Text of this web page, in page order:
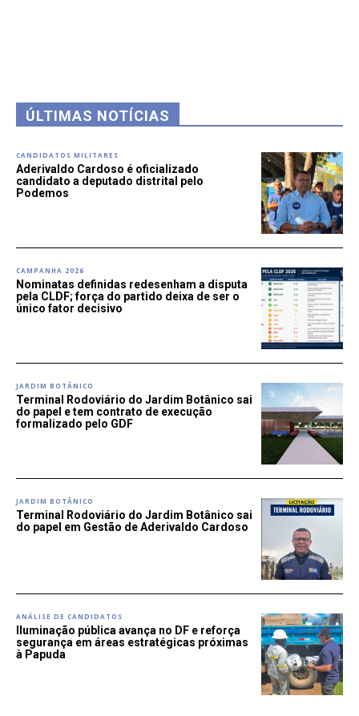
ÚLTIMAS NOTÍCIAS
CANDIDATOS MILITARES
Aderivaldo Cardoso é oficializado
candidato a deputado distrital pelo
Podemos
CAMPANHA 2026
Nominatas definidas redesenham a disputa
pela CLDF; força do partido deixa de ser o
único fator decisivo
JARDIM BOTÂNICO
Terminal Rodoviário do Jardim Botânico sai
do papel e tem contrato de execução
formalizado pelo GDF
JARDIM BOTÂNICO
Terminal Rodoviário do Jardim Botânico sai
do papel em Gestão de Aderivaldo Cardoso
ANÁLISE DE CANDIDATOS
Iluminação pública avança no DF e reforça
segurança em áreas estratégicas próximas
à Papuda